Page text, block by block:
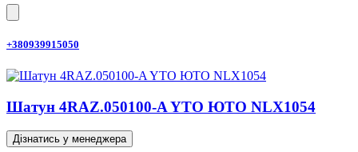
+380939915050
Шатун 4RAZ.050100-A YTO ЮТО NLX1054
Дізнатись у менеджера